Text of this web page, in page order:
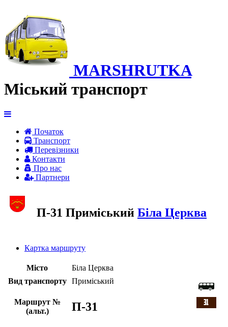
MARSHRUTKA
Міський транспорт
Початок
Транспорт
Перевiзники
Контакти
Про нас
Партнери
П-31 Приміський Біла Церква
Картка маршруту
Місто
Біла Церква
Вид транспорту
Приміський
Маршрут №
(альт.)
П-31